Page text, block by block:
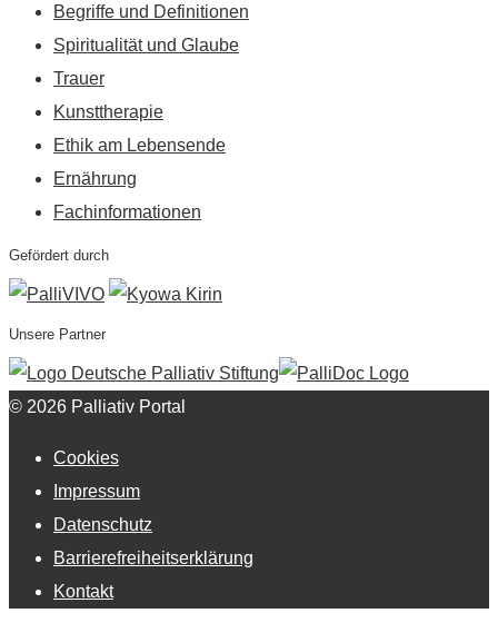
Begriffe und Definitionen
Spiritualität und Glaube
Trauer
Kunsttherapie
Ethik am Lebensende
Ernährung
Fachinformationen
Gefördert durch
Unsere Partner
© 2026 Palliativ Portal
Cookies
Impressum
Datenschutz
Barrierefreiheitserklärung
Kontakt